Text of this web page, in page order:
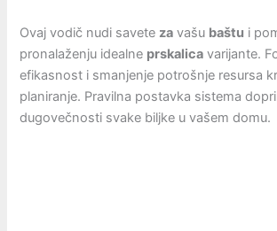
Ovaj vodič nudi savete za vašu baštu i
pronalaženju idealne prskalica varijante.
efikasnost i smanjenje potrošnje resursa
planiranje. Pravilna postavka sistema
dugovečnosti svake biljke u vašem domu.